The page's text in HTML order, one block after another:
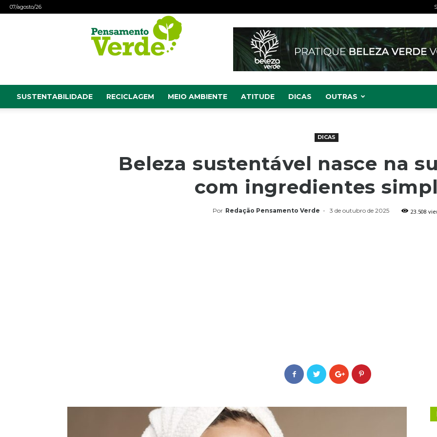
07/agosto/26
SUSTENTABILIDADE RECICLAGEM MEIO AMBIENTE ATITUDE DICAS OUTRAS
DICAS
Beleza sustentável nasce na
com ingredientes
Por Redação Pensamento Verde - 3 de outubro de 2025 23.508